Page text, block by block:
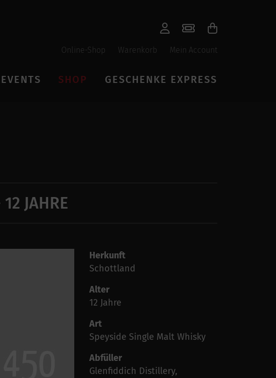
Online-Shop Warenkorb Mein Account
EVENTS SHOP GESCHENKE EXPRESS
JAHRE
Herkunft
Schottland
Alter
12 Jahre
Art
Speyside Single Malt Whisky
Abfüller
Glenfiddich Distillery,